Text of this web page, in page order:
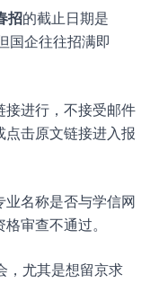
招的截止日期是
国企往往招满即
接进行，不接受邮件
击原文链接进入报
名称是否与学信网
审查不通过。
，尤其是想留京求